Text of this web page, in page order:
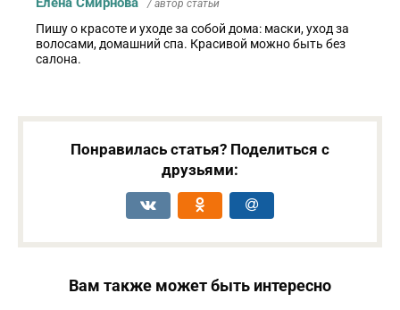
/ автор статьи
Пишу о красоте и уходе за собой дома: маски, уход за
волосами, домашний спа. Красивой можно быть без
салона.
Понравилась статья? Поделиться с
друзьями:
Вам также может быть интересно